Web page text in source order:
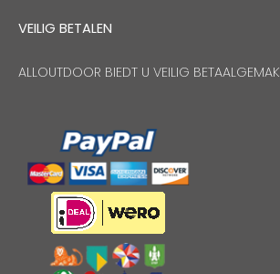
VEILIG BETALEN
ALLOUTDOOR BIEDT U VEILIG BETAALGEMAK